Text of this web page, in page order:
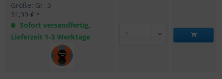
Größe: Gr. 3
31,99 € *
Sofort versandfertig,
Lieferzeit 1-3 Werktage